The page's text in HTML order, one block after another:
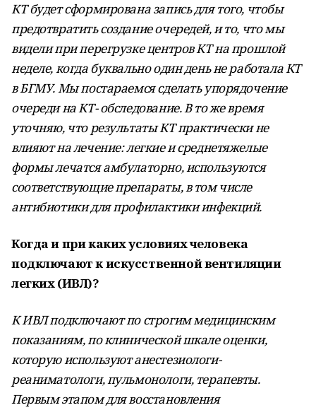
КТ будет сформирована запись для того, чтобы
предотвратить создание очередей, и то, что мы
видели при перегрузке центров КТ на прошлой
неделе, когда буквально один день не работала КТ
в БГМУ. Мы постараемся сделать упорядочение
очереди на КТ- обследование. В то же время
уточняю, что результаты КТ практически не
влияют на лечение: легкие и среднетяжелые
формы лечатся амбулаторно, используются
соответствующие препараты, в том числе
антибиотики для профилактики инфекций.
Когда и при каких условиях человека
подключают к искусственной вентиляции
легких (ИВЛ)?
К ИВЛ подключают по строгим медицинским
показаниям, по клинической шкале оценки,
которую используют анестезиологи-
реаниматологи, пульмонологи, терапевты.
Первым этапом для восстановления